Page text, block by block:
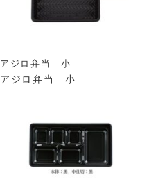
アジロ弁当 小
アジロ弁当 小